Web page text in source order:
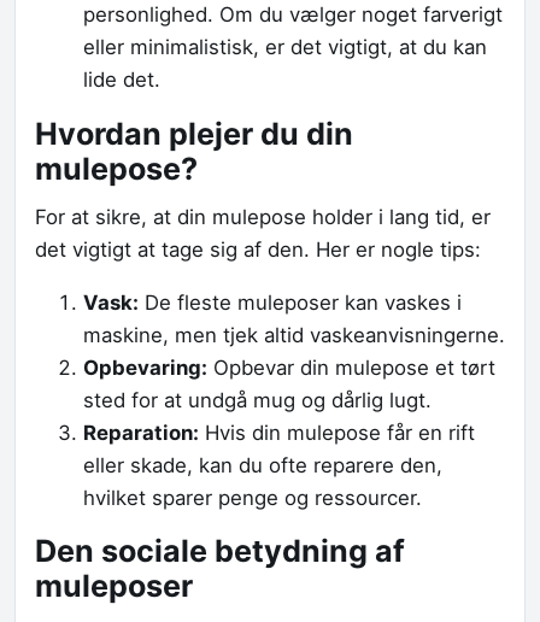
personlighed. Om du vælger noget farverigt
eller minimalistisk, er det vigtigt, at du kan
lide det.
Hvordan plejer du din
mulepose?
For at sikre, at din mulepose holder i lang tid, er
det vigtigt at tage sig af den. Her er nogle tips:
Vask: De fleste muleposer kan vaskes i
maskine, men tjek altid vaskeanvisningerne.
Opbevaring: Opbevar din mulepose et tørt
sted for at undgå mug og dårlig lugt.
Reparation: Hvis din mulepose får en rift
eller skade, kan du ofte reparere den,
hvilket sparer penge og ressourcer.
Den sociale betydning af
muleposer